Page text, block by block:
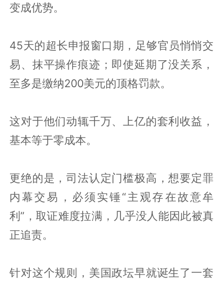
变成优势。
45天的超长申报窗口期，足够官员悄悄交
易、抹平操作痕迹；即使延期了没关系，
至多是缴纳200美元的顶格罚款。
这对于他们动辄千万、上亿的套利收益，
基本等于零成本。
更绝的是，司法认定门槛极高，想要定罪
内幕交易，必须实锤“主观存在故意牟
利”，取证难度拉满，几乎没人能因此被真
正追责。
针对这个规则，美国政坛早就诞生了一套